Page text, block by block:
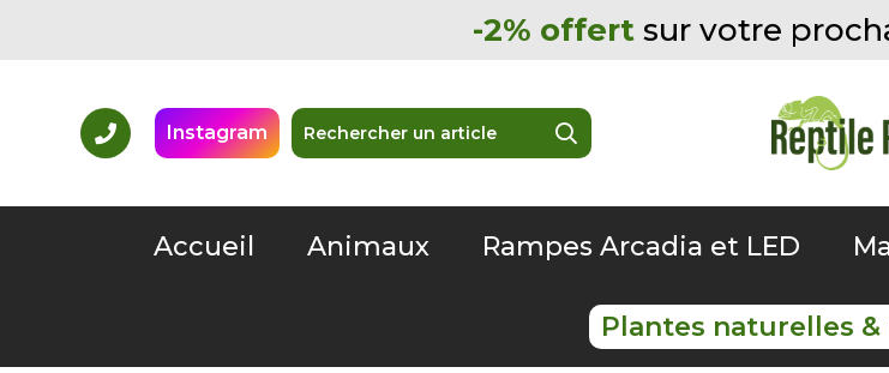
Instagram
Accueil Animaux Rampes Arcadia et LED
Plantes naturelles &
-2% offert sur votre